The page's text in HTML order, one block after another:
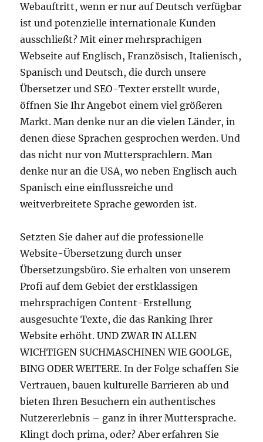
Webauftritt, wenn er nur auf Deutsch verfügbar
ist und potenzielle internationale Kunden
ausschließt? Mit einer mehrsprachigen
Webseite auf Englisch, Französisch, Italienisch,
Spanisch und Deutsch, die durch unsere
Übersetzer und SEO-Texter erstellt wurde,
öffnen Sie Ihr Angebot einem viel größeren
Markt. Man denke nur an die vielen Länder, in
denen diese Sprachen gesprochen werden. Und
das nicht nur von Muttersprachlern. Man
denke nur an die USA, wo neben Englisch auch
Spanisch eine einflussreiche und
weitverbreitete Sprache geworden ist.
Setzten Sie daher auf die professionelle
Website-Übersetzung durch unser
Übersetzungsbüro. Sie erhalten von unserem
Profi auf dem Gebiet der erstklassigen
mehrsprachigen Content-Erstellung
ausgesuchte Texte, die das Ranking Ihrer
Website erhöht. UND ZWAR IN ALLEN
WICHTIGEN SUCHMASCHINEN WIE GOOLGE,
BING ODER WEITERE. In der Folge schaffen Sie
Vertrauen, bauen kulturelle Barrieren ab und
bieten Ihren Besuchern ein authentisches
Nutzererlebnis – ganz in ihrer Muttersprache.
Klingt doch prima, oder? Aber erfahren Sie